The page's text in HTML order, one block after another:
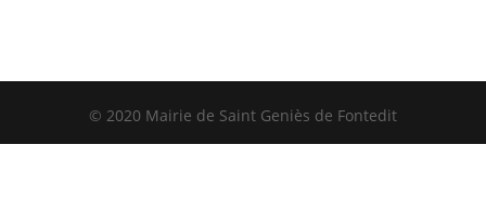
© 2020 Mairie de Saint Geniès de Fontedit